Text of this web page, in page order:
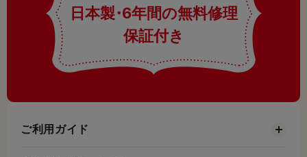
日本製・6年間の無料修理
保証付き
ご利用ガイド